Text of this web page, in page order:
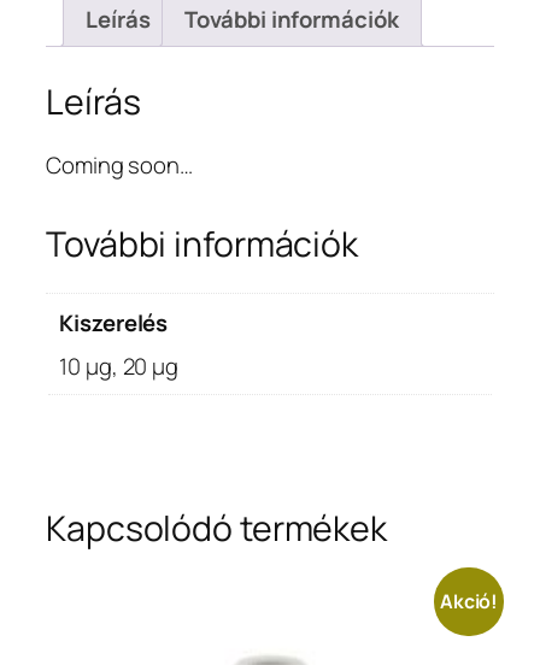
(pre-
with
Adapter)
(S612)
mennyiség
Leírás További információk
Leírás
Coming soon…
További információk
Kiszerelés
10 μg, 20 μg
Kapcsolódó termékek
Akció!